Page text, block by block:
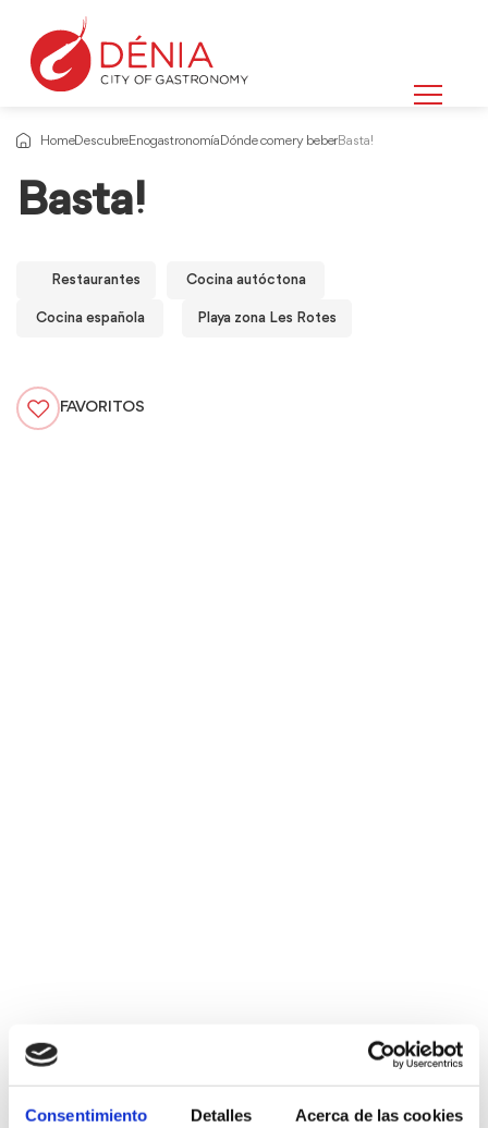
Consentimiento Detalles Acerca de las cookies
HomeDescubreEnogastronomía Dónde comer y beberBasta!
Basta!
Restaurantes Cocina autóctona
Cocina española Playa zona Les Rotes
FAVORITOS
Marina de Dénia, Local C2